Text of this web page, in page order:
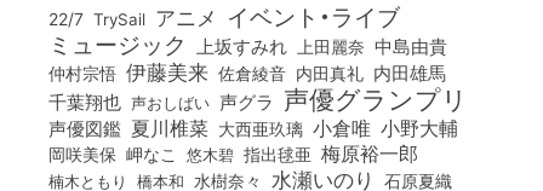
22/7 TrySail アニメ イベント・ライブ
ミュージック 上坂すみれ 上田麗奈 中島由貴
仲村宗悟 伊藤美来 佐倉綾音 内田真礼 内田雄馬
千葉翔也 声おしばい 声グラ 声優グランプリ
声優図鑑 夏川椎菜 大西亜玖璃 小倉唯 小野大輔
岡咲美保 岬なこ 悠木碧 指出毬亜 梅原裕一郎
楠木ともり 橋本和 水樹奈々 水瀬いのり 石原夏織